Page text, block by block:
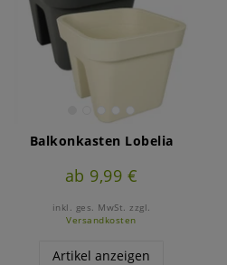
Balkonkasten Lobelia
ab 9,99 €
inkl. ges. MwSt. zzgl.
Versandkosten
Artikel anzeigen